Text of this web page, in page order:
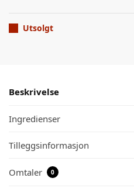
Utsolgt
Beskrivelse
Ingredienser
Tilleggsinformasjon
Omtaler 0